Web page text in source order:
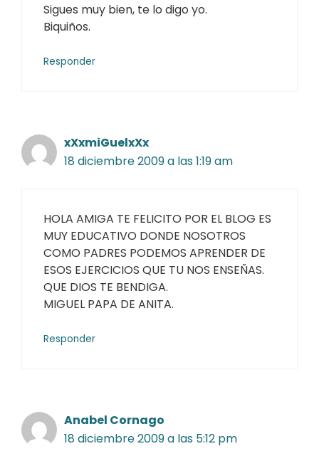
Sigues muy bien, te lo digo yo.
Biquiños.
Responder
xXxmiGuelxXx
18 diciembre 2009 a las 1:19 am
HOLA AMIGA TE FELICITO POR EL BLOG ES
MUY EDUCATIVO DONDE NOSOTROS
COMO PADRES PODEMOS APRENDER DE
ESOS EJERCICIOS QUE TU NOS ENSEÑAS.
QUE DIOS TE BENDIGA.
MIGUEL PAPA DE ANITA.
Responder
Anabel Cornago
18 diciembre 2009 a las 5:12 pm